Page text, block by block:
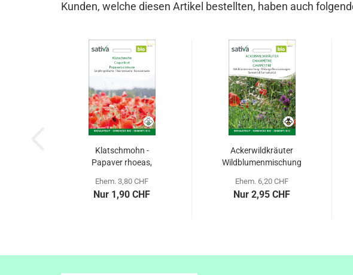
Kunden, welche diesen Artikel bestellten, haben auch
Klatschmohn -
Papaver rhoeas,
Ehem. 3,80 CHF
Nur 1,90 CHF
Ackerwildkräuter
Wildblumenmischung
Ehem. 6,20 CHF
Nur 2,95 CHF